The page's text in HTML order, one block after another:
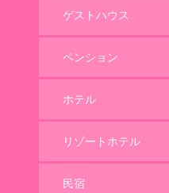
ゲストハウス
ペンション
ホテル
リゾートホテル
民宿